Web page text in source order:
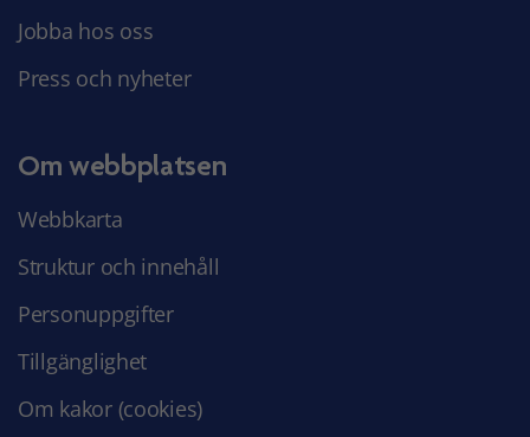
Jobba hos oss
Press och nyheter
Om webbplatsen
Webbkarta
Struktur och innehåll
Personuppgifter
Tillgänglighet
Om kakor (cookies)